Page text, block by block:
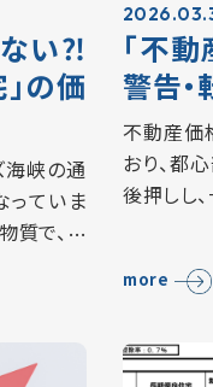
い⁈
の価
海峡の通
っていま
質で、住
「ナフ
「不
警告
不動産価
おり、都
後押しし
more